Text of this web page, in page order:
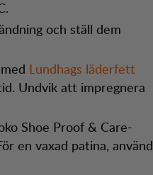
och ställ dem
Lundhags läderfett
Undvik att impregnera
Shoe Proof & Care-
en vaxad patina, använd